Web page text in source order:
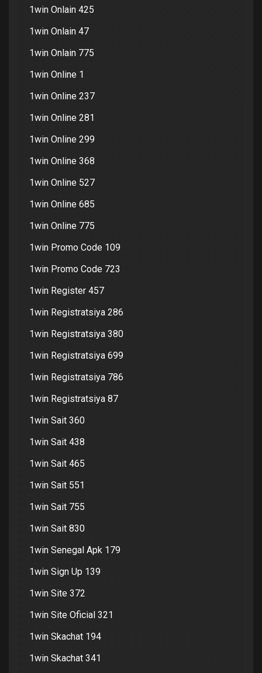
1win Onlain 425
1win Onlain 47
1win Onlain 775
1win Online 1
1win Online 237
1win Online 281
1win Online 299
1win Online 368
1win Online 527
1win Online 685
1win Online 775
1win Promo Code 109
1win Promo Code 723
1win Register 457
1win Registratsiya 286
1win Registratsiya 380
1win Registratsiya 699
1win Registratsiya 786
1win Registratsiya 87
1win Sait 360
1win Sait 438
1win Sait 465
1win Sait 551
1win Sait 755
1win Sait 830
1win Senegal Apk 179
1win Sign Up 139
1win Site 372
1win Site Oficial 321
1win Skachat 194
1win Skachat 341